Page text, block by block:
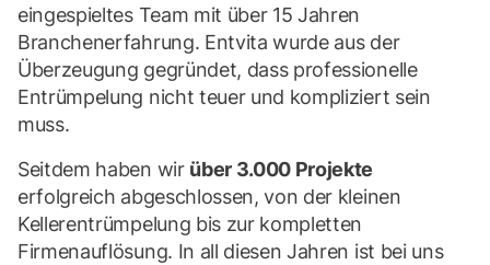
eingespieltes Team mit über 15 Jahren
Branchenerfahrung. Entvita wurde aus der
Überzeugung gegründet, dass professionelle
Entrümpelung nicht teuer und kompliziert sein
muss.
Seitdem haben wir über 3.000 Projekte
erfolgreich abgeschlossen, von der kleinen
Kellerentrümpelung bis zur kompletten
Firmenauflösung. In all diesen Jahren ist bei uns